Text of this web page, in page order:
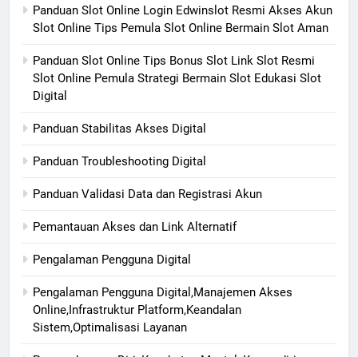
Panduan Slot Online Login Edwinslot Resmi Akses Akun
Slot Online Tips Pemula Slot Online Bermain Slot Aman
Panduan Slot Online Tips Bonus Slot Link Slot Resmi
Slot Online Pemula Strategi Bermain Slot Edukasi Slot
Digital
Panduan Stabilitas Akses Digital
Panduan Troubleshooting Digital
Panduan Validasi Data dan Registrasi Akun
Pemantauan Akses dan Link Alternatif
Pengalaman Pengguna Digital
Pengalaman Pengguna Digital,Manajemen Akses
Online,Infrastruktur Platform,Keandalan
Sistem,Optimalisasi Layanan